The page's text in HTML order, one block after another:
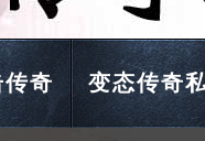
奇 变态传奇